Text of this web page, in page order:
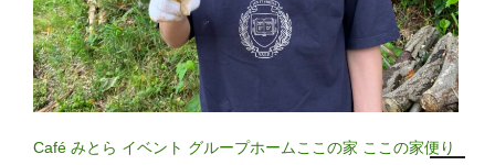
Café みとら イベント グループホームここの家 ここの家便り